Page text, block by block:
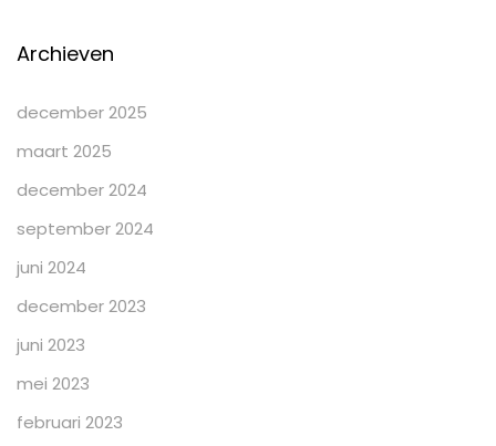
Archieven
december 2025
maart 2025
december 2024
september 2024
juni 2024
december 2023
juni 2023
mei 2023
februari 2023